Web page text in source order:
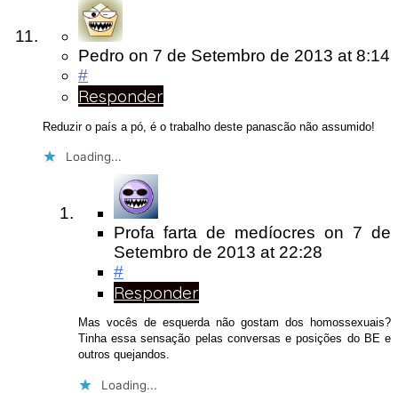
Pedro on 7 de Setembro de 2013 at 8:14
#
Responder
Reduzir o país a pó, é o trabalho deste panascão não assumido!
Loading...
Profa farta de medíocres on 7 de
Setembro de 2013 at 22:28
#
Responder
Mas vocês de esquerda não gostam dos homossexuais?
Tinha essa sensação pelas conversas e posições do BE e
outros quejandos.
Loading...